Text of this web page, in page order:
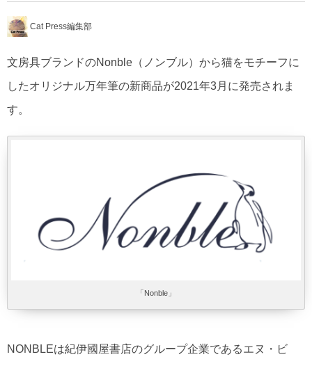
Cat Press編集部
文房具ブランドのNonble（ノンブル）から猫をモチーフに
したオリジナル万年筆の新商品が2021年3月に発売されま
す。
「Nonble」
NONBLEは紀伊國屋書店のグループ企業であるエヌ・ビ